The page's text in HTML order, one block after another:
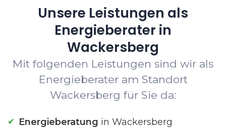
Unsere Leistungen als
Energieberater in
Wackersberg
Mit folgenden Leistungen sind wir als
Energieberater am Standort
Wackersberg für Sie da:
Energieberatung in Wackersberg